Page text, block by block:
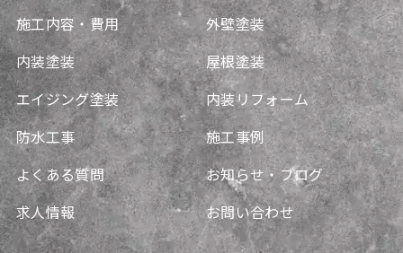
施工内容・費用
外壁塗装
内装塗装
屋根塗装
エイジング塗装
内装リフォーム
防水工事
施工事例
よくある質問
お知らせ・ブログ
求人情報
お問い合わせ